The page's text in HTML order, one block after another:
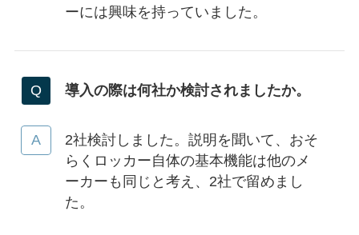
ーには興味を持っていました。
導入の際は何社か検討されましたか。
2社検討しました。説明を聞いて、おそ
らくロッカー自体の基本機能は他のメ
ーカーも同じと考え、2社で留めまし
た。